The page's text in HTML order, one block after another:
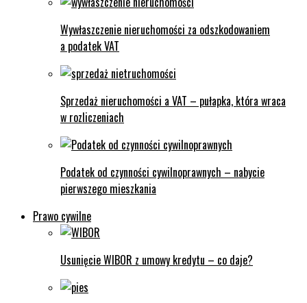
Wywłaszczenie nieruchomości za odszkodowaniem
a podatek VAT
Sprzedaż nieruchomości a VAT – pułapka, która wraca
w rozliczeniach
Podatek od czynności cywilnoprawnych – nabycie
pierwszego mieszkania
Prawo cywilne
Usunięcie WIBOR z umowy kredytu – co daje?